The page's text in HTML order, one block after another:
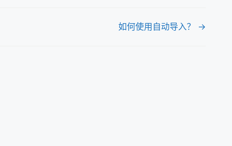
如何使用自动导入？ →